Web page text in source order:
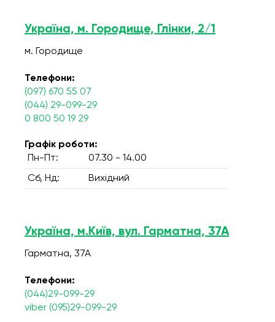
Україна, м. Городище, Глінки, 2/1
м. Городище
Телефони:
(097) 670 55 07
(044) 29-099-29
0 800 50 19 29
Графік роботи:
Пн-Пт:
07.30 - 14.00
Сб, Нд: Вихідний
Україна, м.Київ, вул. Гарматна, 37А
Гарматна, 37А
Телефони:
(044)29-099-29
viber (095)29-099-29